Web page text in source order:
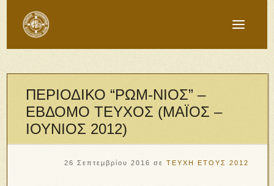
ΠΕΡΙΟΔΙΚΟ “ΡΩΜ-ΝΙΟΣ” –
ΕΒΔΟΜΟ ΤΕΥΧΟΣ (ΜΑΪΟΣ –
ΙΟΥΝΙΟΣ 2012)
26 Σεπτεμβρίου 2016 σε ΤΕΥΧΗ ΕΤΟΥΣ 2012